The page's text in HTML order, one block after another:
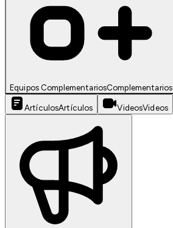
Equipos ComplementariosComplementarios
ArtículosArtículos VideosVideos